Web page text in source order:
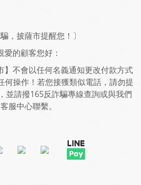
騙，披薩市提醒您！〕
愛的顧客您好：
】不會以任何名義通知更改付款方式
何操作！若您接獲類似電話，請勿提
並請撥165反詐騙專線查詢或與我們
客服中心聯繫。